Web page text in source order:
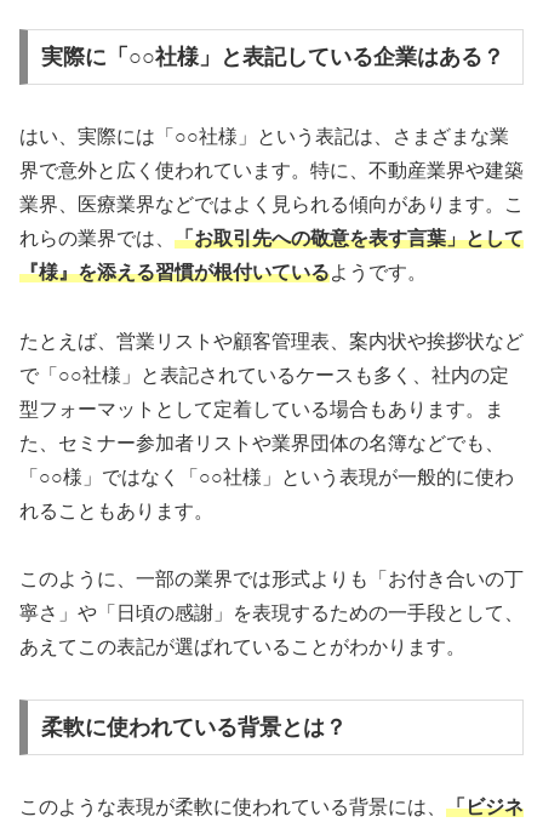
実際に「○○社様」と表記している企業はある？
はい、実際には「○○社様」という表記は、さまざまな業
界で意外と広く使われています。特に、不動産業界や建築
業界、医療業界などではよく見られる傾向があります。こ
れらの業界では、 「お取引先への敬意を表す言葉」として
『様』を添える習慣が根付いているようです。
たとえば、営業リストや顧客管理表、案内状や挨拶状など
で「○○社様」と表記されているケースも多く、社内の定
型フォーマットとして定着している場合もあります。ま
た、セミナー参加者リストや業界団体の名簿などでも、
「○○様」ではなく「○○社様」という表現が一般的に使わ
れることもあります。
このように、一部の業界では形式よりも「お付き合いの丁
寧さ」や「日頃の感謝」を表現するための一手段として、
あえてこの表記が選ばれていることがわかります。
柔軟に使われている背景とは？
このような表現が柔軟に使われている背景には、 「ビジネ